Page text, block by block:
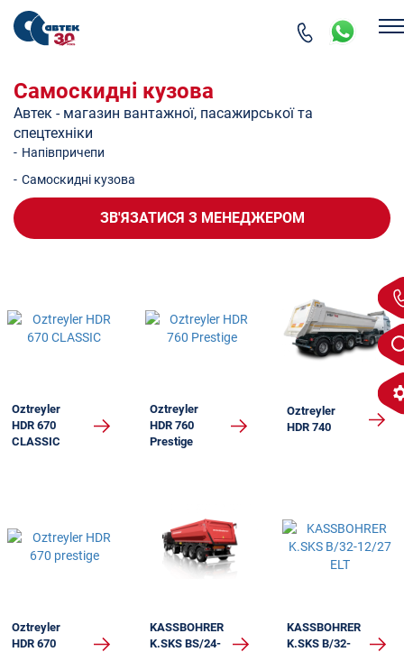
Самоскидні кузова
Автек - магазин вантажної, пасажирської та
спецтехніки
- Напівпричепи
- Самоскидні кузова
ЗВ'ЯЗАТИСЯ З МЕНЕДЖЕРОМ
Oztreyler
HDR 670
CLASSIC
Oztreyler
HDR 760
Prestige
Oztreyler
HDR 740
Oztreyler
HDR 670
KASSBOHRER
K.SKS BS/24-
KASSBOHRER
K.SKS B/32-